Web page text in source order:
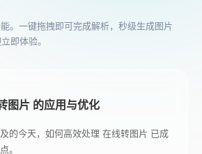
。一键拖拽即可完成解析，秒级生成图片
即体验。
图片 的应用与优化
的今天，如何高效处理 在线转图片 已成
。